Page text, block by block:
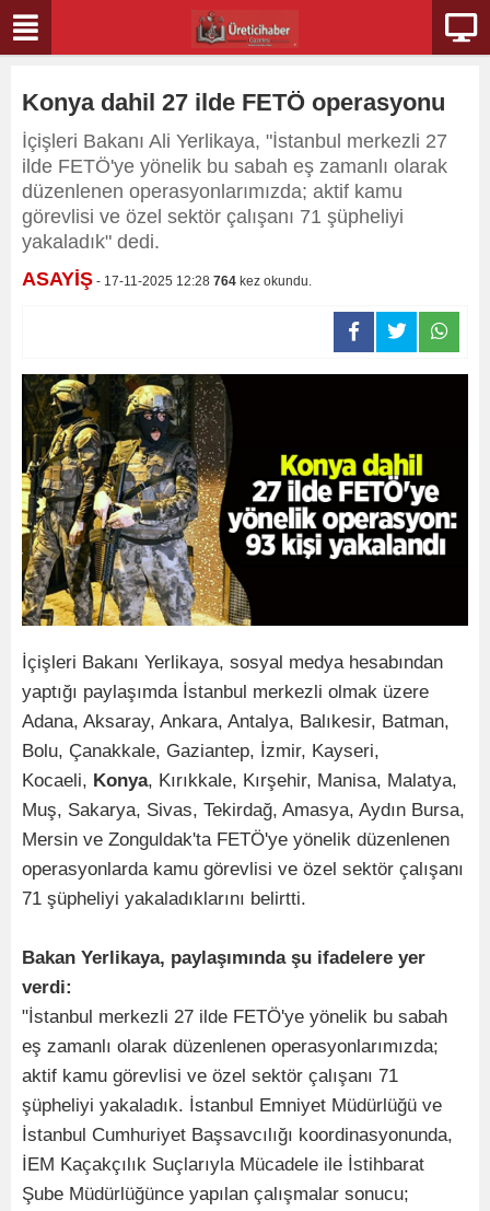
Konya dahil 27 ilde FETÖ operasyonu
İçişleri Bakanı Ali Yerlikaya, "İstanbul merkezli 27
ilde FETÖ'ye yönelik bu sabah eş zamanlı olarak
düzenlenen operasyonlarımızda; aktif kamu
görevlisi ve özel sektör çalışanı 71 şüpheliyi
yakaladık" dedi.
ASAYİŞ - 17-11-2025 12:28 764 kez okundu.
İçişleri Bakanı Yerlikaya, sosyal medya hesabından
yaptığı paylaşımda İstanbul merkezli olmak üzere
Adana, Aksaray, Ankara, Antalya, Balıkesir, Batman,
Bolu, Çanakkale, Gaziantep, İzmir, Kayseri,
Kocaeli, Konya, Kırıkkale, Kırşehir, Manisa, Malatya,
Muş, Sakarya, Sivas, Tekirdağ, Amasya, Aydın Bursa,
Mersin ve Zonguldak'ta FETÖ'ye yönelik düzenlenen
operasyonlarda kamu görevlisi ve özel sektör çalışanı
71 şüpheliyi yakaladıklarını belirtti.
Bakan Yerlikaya, paylaşımında şu ifadelere yer
verdi:
"İstanbul merkezli 27 ilde FETÖ'ye yönelik bu sabah
eş zamanlı olarak düzenlenen operasyonlarımızda;
aktif kamu görevlisi ve özel sektör çalışanı 71
şüpheliyi yakaladık. İstanbul Emniyet Müdürlüğü ve
İstanbul Cumhuriyet Başsavcılığı koordinasyonunda,
İEM Kaçakçılık Suçlarıyla Mücadele ile İstihbarat
Şube Müdürlüğünce yapılan çalışmalar sonucu;